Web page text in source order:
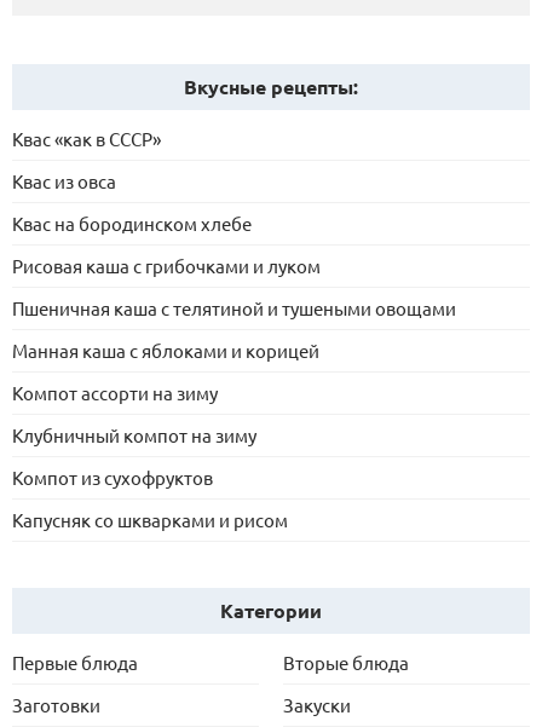
Вкусные рецепты:
Квас «как в СССР»
Квас из овса
Квас на бородинском хлебе
Рисовая каша с грибочками и луком
Пшеничная каша с телятиной и тушеными овощами
Манная каша с яблоками и корицей
Компот ассорти на зиму
Клубничный компот на зиму
Компот из сухофруктов
Капусняк со шкварками и рисом
Категории
Первые блюда
Вторые блюда
Заготовки
Закуски